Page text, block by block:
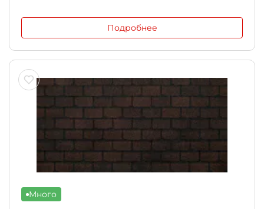
Подробнее
Много